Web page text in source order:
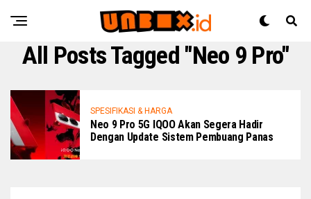
All Posts Tagged "Neo 9 Pro"
SPESIFIKASI & HARGA
Neo 9 Pro 5G IQOO Akan Segera Hadir
Dengan Update Sistem Pembuang Panas